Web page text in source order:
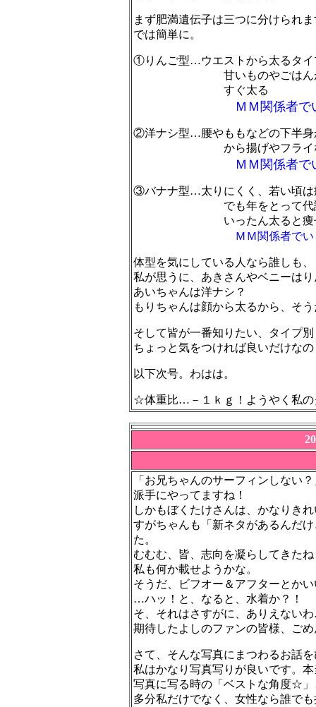
まず肥満遺伝子は三つに分けられ
では簡単に。
①りんご型…ウエストから太るタイ
甘いものやごはんが
すぐ太る
ＭＭ関係者で
②洋ナシ型…腰やももなどの下半身
から揚げやフライなど、
ＭＭ関係者
③バナナ型…太りにくく、若い頃
でも年をとって代謝が
いったん太ると痩せ
ＭＭ関係者で
体型を気にしている人なら誰しも
私が思うに、あきさんやベニーは
あいちゃんは洋ナシ？
もりちゃんは顔から太るから、そ
そして皆が一番知りたい、タイプ
ちょっと気をつければ良いだけなの
以下次号。わはは。
☆体重比…－１ｋｇ！ようやく私の
「お兄ちゃんのサーフィンしない
派手にやってますね！
しかもぼくたけさんは、かなりき
すがちゃんも「新ネタがあるんだ
た。
むむむ、皆、志向を凝らしてきた
私も何か載せようかな。
そうだ、ビフオー＆アフターとか
…ハッ！と、なると、水着か？！
そ、それはさすがに、ありえない
期待したよしのファンの皆様、ご
さて、そんな写真にまつわるお話
私はかなり写真写りが良いです。
写真に写る時の「ベストな角度☆
多分私だけでなく、女性なら誰で